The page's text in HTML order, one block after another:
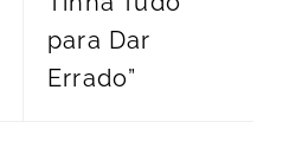
para Dar
Errado”